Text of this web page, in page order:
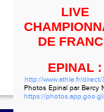
LIVE
DE
EPINAL :
http://www.athle.fr/direct/
Photos Epinal par Bercy
https://